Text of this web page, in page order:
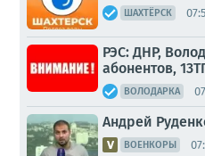
ШАХТЁРСК
РЭС: ДНР,
абонентов,
ВОЛОДАРКА
Андрей
ВОЕНКОРЫ